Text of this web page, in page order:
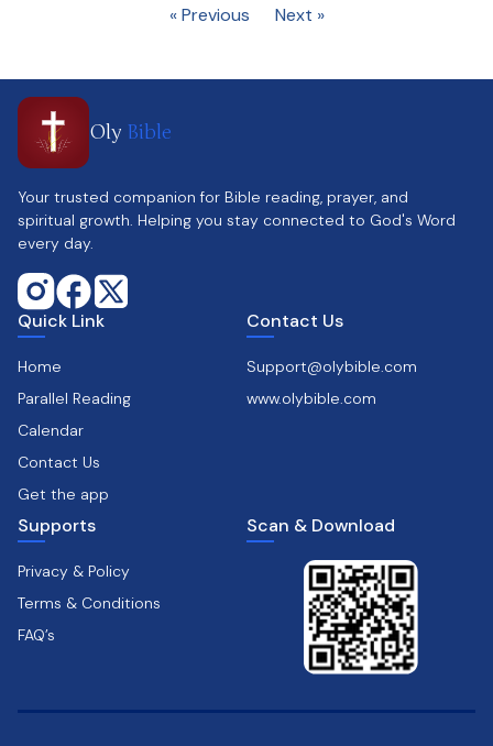
« Previous Next »
Oly Bible
Your trusted companion for Bible reading, prayer, and
spiritual growth. Helping you stay connected to God's Word
every day.
Quick Link
Home
Parallel Reading
Calendar
Contact Us
Get the app
Contact Us
Support@olybible.com
www.olybible.com
Supports
Privacy & Policy
Terms & Conditions
FAQ’s
Scan & Download